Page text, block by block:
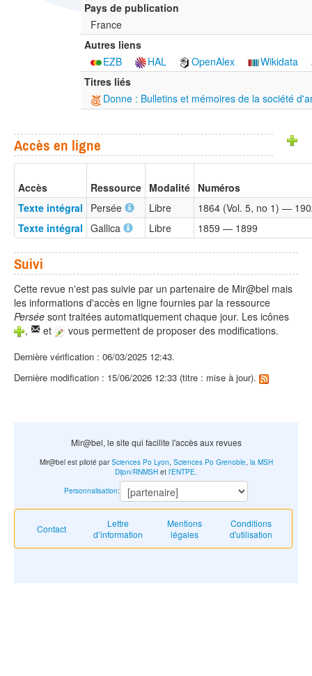
Pays de publication
France
Autres liens
EZB
HAL OpenAlex
Wikidata
Titres liés
Donne : Bulletins et mémoires de la société
Accès en ligne
Accès Ressource Modalité Numéros
Texte intégral
Persée Libre
1864 (Vol. 5, no 1) —
Texte intégral Gallica Libre 1859 — 1899
Suivi
Cette revue n'est pas suivie par un partenaire de Mir@bel mais
les informations d'accès en ligne fournies par la ressource
Persée sont traitées automatiquement chaque jour. Les icônes
,
et vous permettent de proposer des modifications.
Dernière vérification : 06/03/2025 12:43.
Dernière modification : 15/06/2026 12:33 (titre : mise à jour).
Mir@bel, le site qui facilite l'accès aux revues
Contact
Lettre
d’information
Mentions
légales
Conditions
d'utilisation
Mir@bel est piloté parSciences Po Lyon, Sciences Po Grenoble, la MSH
Dijon/RNMSH et l'ENTPE.
Personnalisation: